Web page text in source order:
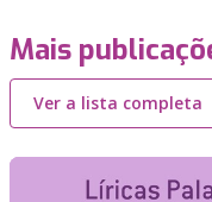
Mais
Ver a lista completa